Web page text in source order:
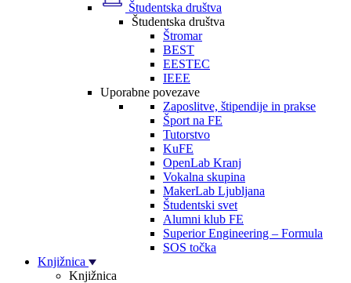
Študentska društva
Študentska društva
Štromar
BEST
EESTEC
IEEE
Uporabne povezave
Zaposlitve, štipendije in prakse
Šport na FE
Tutorstvo
KuFE
OpenLab Kranj
Vokalna skupina
MakerLab Ljubljana
Študentski svet
Alumni klub FE
Superior Engineering – Formula
SOS točka
Knjižnica
Knjižnica